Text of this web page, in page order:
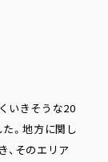
いきそうな20
。地方に関し
、そのエリア